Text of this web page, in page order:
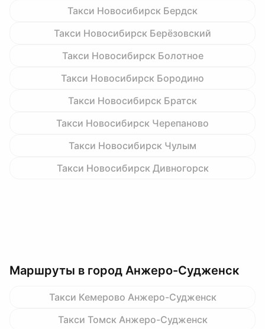
Такси Новосибирск Бердск
Такси Новосибирск Берёзовский
Такси Новосибирск Болотное
Такси Новосибирск Бородино
Такси Новосибирск Братск
Такси Новосибирск Черепаново
Такси Новосибирск Чулым
Такси Новосибирск Дивногорск
Маршруты в город Анжеро-Судженск
Такси Кемерово Анжеро-Судженск
Такси Томск Анжеро-Судженск